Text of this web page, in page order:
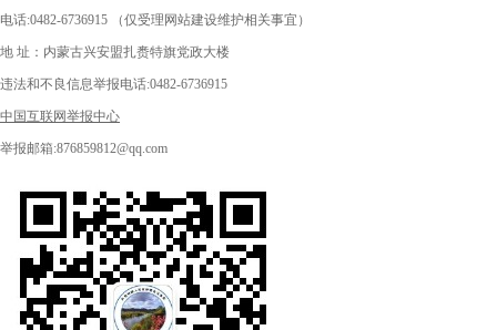
电话:0482-6736915 （仅受理网站建设维护相关事宜）
地 址：内蒙古兴安盟扎赉特旗党政大楼
违法和不良信息举报电话:0482-6736915
中国互联网举报中心
举报邮箱:876859812@qq.com